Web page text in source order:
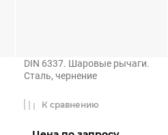
DIN 6337. Шаровые рычаги.
Сталь, чернение
К сравнению